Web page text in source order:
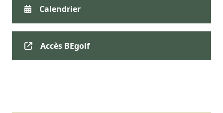
Calendrier
Accès BEgolf